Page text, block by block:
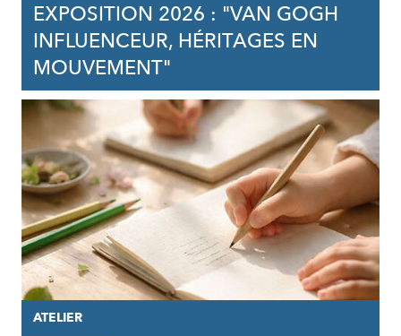
EXPOSITION 2026 : "VAN GOGH
INFLUENCEUR, HÉRITAGES EN
MOUVEMENT"
ATELIER